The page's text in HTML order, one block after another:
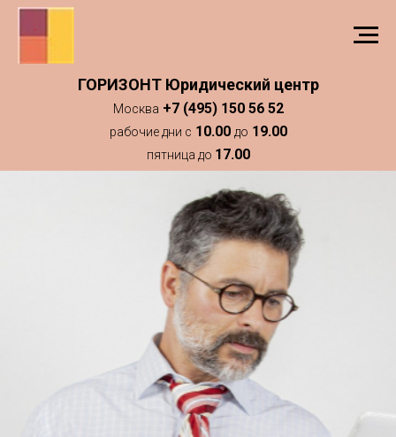
ГОРИЗОНТ Юридический центр
Москва +7 (495) 150 56 52
рабочие дни с 10.00 до 19.00
пятница до 17.00